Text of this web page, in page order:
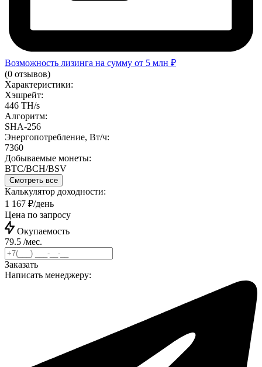
Возможность лизинга на сумму от 5 млн ₽
(0 отзывов)
Характеристики:
Хэшрейт:
446 TH/s
Алгоритм:
SHA-256
Энергопотребление, Вт/ч:
7360
Добываемые монеты:
BTC/BCH/BSV
Смотреть все
Калькулятор доходности:
1 167 ₽/день
Цена по запросу
Окупаемость
79.5 /мес.
Заказать
Написать менеджеру: